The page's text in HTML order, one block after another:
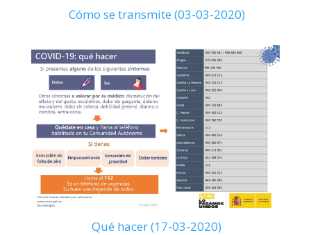
Cómo se transmite (03-03-2020)
Qué hacer (17-03-2020)